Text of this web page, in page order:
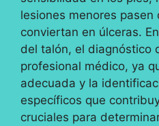
lesiones menores
conviertan en úlceras.
del talón, el diagnóstico
profesional médico, ya
adecuada y la
específicos que
cruciales para